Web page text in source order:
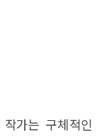
가는 구체적인